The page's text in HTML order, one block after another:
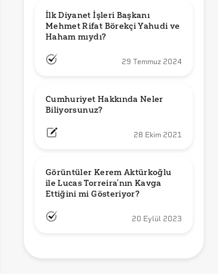
İlk Diyanet İşleri Başkanı
Mehmet Rifat Börekçi Yahudi ve
Haham mıydı?
29 Temmuz 2024
Cumhuriyet Hakkında Neler
Biliyorsunuz?
28 Ekim 2021
Görüntüler Kerem Aktürkoğlu
ile Lucas Torreira’nın Kavga
Ettiğini mi Gösteriyor?
20 Eylül 2023